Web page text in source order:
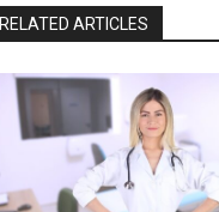
RELATED ARTICLES